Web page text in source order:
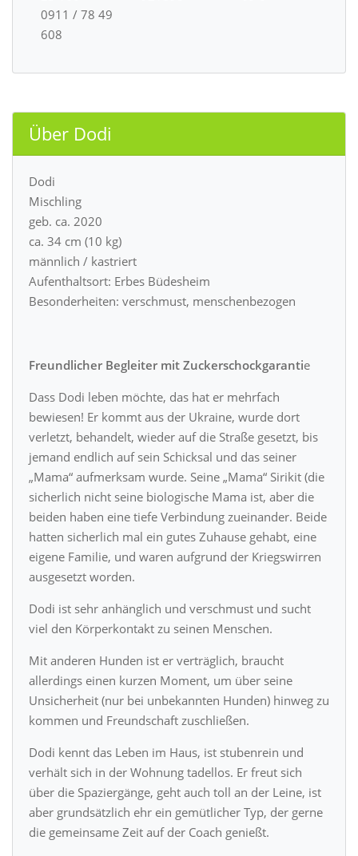
0911 / 78 49
608
Über Dodi
Dodi
Mischling
geb. ca. 2020
ca. 34 cm (10 kg)
männlich / kastriert
Aufenthaltsort: Erbes Büdesheim
Besonderheiten: verschmust, menschenbezogen
Freundlicher Begleiter mit Zuckerschockgarantie
Dass Dodi leben möchte, das hat er mehrfach
bewiesen! Er kommt aus der Ukraine, wurde dort
verletzt, behandelt, wieder auf die Straße gesetzt, bis
jemand endlich auf sein Schicksal und das seiner
„Mama“ aufmerksam wurde. Seine „Mama“ Sirikit (die
sicherlich nicht seine biologische Mama ist, aber die
beiden haben eine tiefe Verbindung zueinander. Beide
hatten sicherlich mal ein gutes Zuhause gehabt, eine
eigene Familie, und waren aufgrund der Kriegswirren
ausgesetzt worden.
Dodi ist sehr anhänglich und verschmust und sucht
viel den Körperkontakt zu seinen Menschen.
Mit anderen Hunden ist er verträglich, braucht
allerdings einen kurzen Moment, um über seine
Unsicherheit (nur bei unbekannten Hunden) hinweg zu
kommen und Freundschaft zuschließen.
Dodi kennt das Leben im Haus, ist stubenrein und
verhält sich in der Wohnung tadellos. Er freut sich
über die Spaziergänge, geht auch toll an der Leine, ist
aber grundsätzlich ehr ein gemütlicher Typ, der gerne
die gemeinsame Zeit auf der Coach genießt.